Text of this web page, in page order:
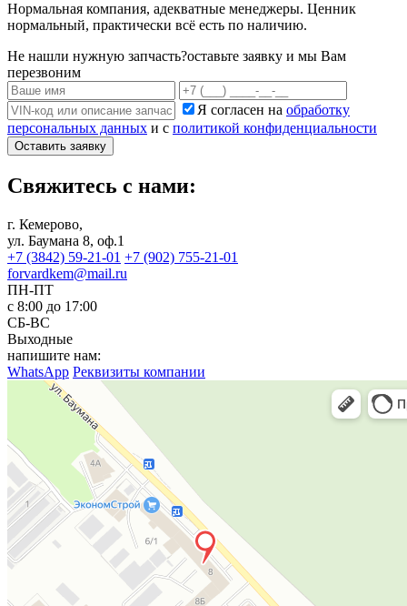
Нормальная компания, адекватные менеджеры. Ценник
нормальный, практически всё есть по наличию.
Не нашли нужную запчасть?оставьте заявку и мы Вам
перезвоним
Я согласен на обработку
персональных данных и с политикой конфиденциальности
Оставить заявку
Свяжитесь с нами:
г. Кемерово,
ул. Баумана 8, оф.1
+7 (3842) 59-21-01 +7 (902) 755-21-01
forvardkem@mail.ru
ПН-ПТ
с 8:00 до 17:00
СБ-ВС
Выходные
напишите нам:
WhatsApp Реквизиты компании